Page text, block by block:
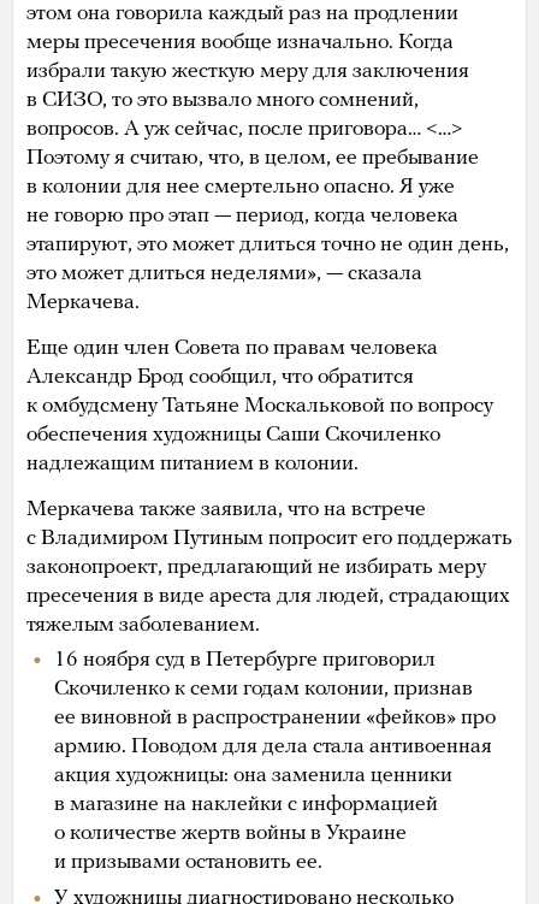
этом она говорила каждый раз на продлении
меры пресечения вообще изначально. Когда
избрали такую жесткую меру для заключения
в СИЗО, то это вызвало много сомнений,
вопросов. А уж сейчас, после приговора… <…>
Поэтому я считаю, что, в целом, ее пребывание
в колонии для нее смертельно опасно. Я уже
не говорю про этап — период, когда человека
этапируют, это может длиться точно не один день,
это может длиться неделями», — сказала
Меркачева.
Еще один член Совета по правам человека
Александр Брод сообщил, что обратится
к омбудсмену Татьяне Москальковой по вопросу
обеспечения художницы Саши Скочиленко
надлежащим питанием в колонии.
Меркачева также заявила, что на встрече
с Владимиром Путиным попросит его поддержать
законопроект, предлагающий не избирать меру
пресечения в виде ареста для людей, страдающих
тяжелым заболеванием.
16 ноября суд в Петербурге приговорил
Скочиленко к семи годам колонии, признав
ее виновной в распространении «фейков» про
армию. Поводом для дела стала антивоенная
акция художницы: она заменила ценники
в магазине на наклейки с информацией
о количестве жертв войны в Украине
и призывами остановить ее.
У художницы диагностировано несколько